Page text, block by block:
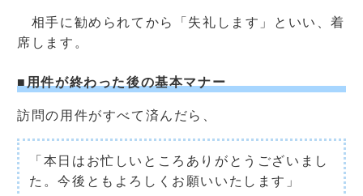
相手に勧められてから「失礼します」といい、着
席します。
■用件が終わった後の基本マナー
訪問の用件がすべて済んだら、
「本日はお忙しいところありがとうございまし
た。今後ともよろしくお願いいたします」